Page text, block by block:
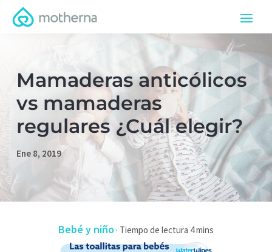
Mamaderas anticólicos
vs mamaderas
regulares ¿Cuál elegir?
Ene 8, 2019
Bebé y niño ·